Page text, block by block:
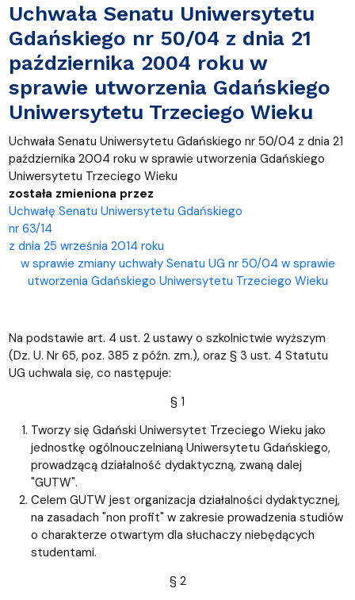
Uchwała Senatu Uniwersytetu
Gdańskiego nr 50/04 z dnia 21
października 2004 roku w
sprawie utworzenia Gdańskiego
Uniwersytetu Trzeciego Wieku
Uchwała Senatu Uniwersytetu Gdańskiego nr 50/04 z dnia 21
października 2004 roku w sprawie utworzenia Gdańskiego
Uniwersytetu Trzeciego Wieku
została zmieniona przez
Uchwałę Senatu Uniwersytetu Gdańskiego
nr 63/14
z dnia 25 września 2014 roku
w sprawie zmiany uchwały Senatu UG nr 50/04 w sprawie
utworzenia Gdańskiego Uniwersytetu Trzeciego Wieku
Na podstawie art. 4 ust. 2 ustawy o szkolnictwie wyższym
(Dz. U. Nr 65, poz. 385 z późn. zm.), oraz § 3 ust. 4 Statutu
UG uchwala się, co następuje:
§ 1
Tworzy się Gdański Uniwersytet Trzeciego Wieku jako
jednostkę ogólnouczelnianą Uniwersytetu Gdańskiego,
prowadzącą działalność dydaktyczną, zwaną dalej
"GUTW".
Celem GUTW jest organizacja działalności dydaktycznej,
na zasadach "non profit" w zakresie prowadzenia studiów
o charakterze otwartym dla słuchaczy niebędących
studentami.
§ 2